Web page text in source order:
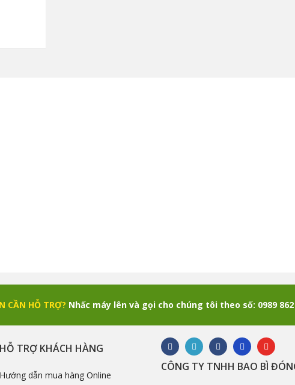
CẦN HỖ TRỢ? Nhấc máy lên và gọi cho chúng tôi theo số: 0989 862
HỖ TRỢ KHÁCH HÀNG
Hướng dẫn mua hàng Online
CÔNG TY TNHH BAO BÌ